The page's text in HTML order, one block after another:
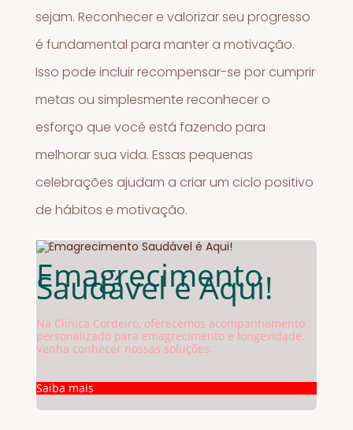
sejam. Reconhecer e valorizar seu progresso
é fundamental para manter a motivação.
Isso pode incluir recompensar-se por cumprir
metas ou simplesmente reconhecer o
esforço que você está fazendo para
melhorar sua vida. Essas pequenas
celebrações ajudam a criar um ciclo positivo
de hábitos e motivação.
Emagrecimento
Saudável é Aqui!
Na Clínica Cordeiro, oferecemos acompanhamento
personalizado para emagrecimento e longevidade.
Venha conhecer nossas soluções.
Saiba mais